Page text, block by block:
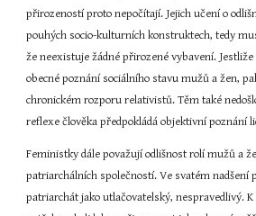
přirozeností proto nepočítají. Jejich učení o
pouhých socio-kulturních konstruktech, tedy
že neexistuje žádné přirozené vybavení.
obecné poznání sociálního stavu mužů a žen,
chronickém rozporu relativistů. Těm také
reflexe člověka předpokládá objektivní poznání
Feministky dále považují odlišnost rolí mužů a
patriarchálních společností. Ve svatém
patriarchát jako utlačovatelský, nespravedlivý.